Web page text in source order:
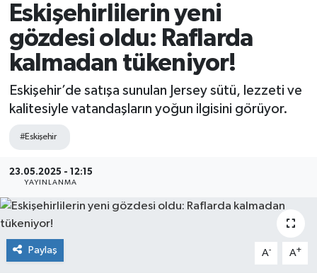
Eskişehirlilerin yeni
gözdesi oldu: Raflarda
kalmadan tükeniyor!
Eskişehir’de satışa sunulan Jersey sütü, lezzeti ve
kalitesiyle vatandaşların yoğun ilgisini görüyor.
#Eskişehir
23.05.2025 - 12:15
YAYINLANMA
Paylaş A- A+
Güncel
Kültür & Sanat
Magazin
Resmi İlanlar
Sağlık
Siyaset
Spor
Trafik Durumu
Süper Lig Puan Durumu ve Fikstür
Tüm Manşetler
Son Dakika Haberleri
Haber Arşivi